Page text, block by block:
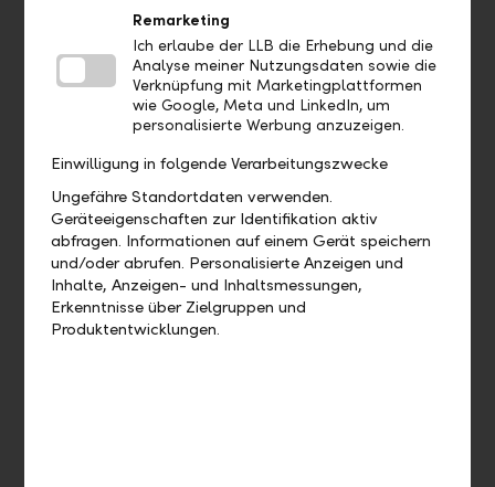
Wo sehe ich welches Bankpaket ich
habe?
Wo finde ich meine Debit- und
Aufträge
Bis wann muss ich eine Zahlung
freigeben, damit diese heute noch
Remarketing
Ich erlaube der LLB die Erhebung und die
Analyse meiner Nutzungsdaten sowie die
Verknüpfung mit Marketingplattformen
wie Google, Meta und LinkedIn, um
personalisierte Werbung anzuzeigen.
Einwilligung in folgende Verarbeitungszwecke
Ungefähre Standortdaten verwenden.
Geräteeigenschaften zur Identifikation aktiv
abfragen. Informationen auf einem Gerät speichern
und/oder abrufen. Personalisierte Anzeigen und
Inhalte, Anzeigen- und Inhaltsmessungen,
Erkenntnisse über Zielgruppen und
Produktentwicklungen.